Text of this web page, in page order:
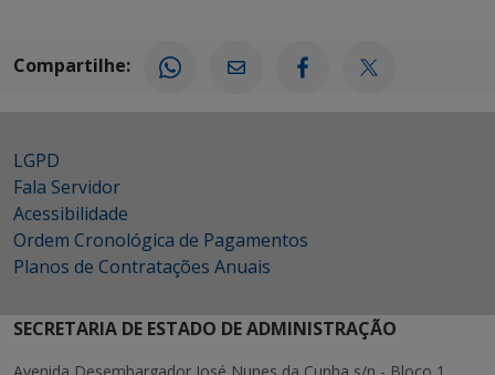
Compartilhe:
LGPD
Fala Servidor
Acessibilidade
Ordem Cronológica de Pagamentos
Planos de Contratações Anuais
SECRETARIA DE ESTADO DE ADMINISTRAÇÃO